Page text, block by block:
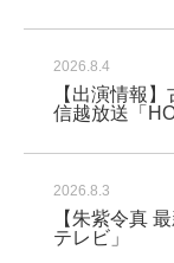
2026.8.4
【出演情報
信越放送「
2026.8.3
【朱紫令真
テレビ」